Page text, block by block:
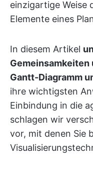
einzigartige Weise
Elemente eines
In diesem Artikel
Gantt-Diagramm
ihre wichtigsten
Einbindung in die
schlagen wir
vor, mit denen Sie